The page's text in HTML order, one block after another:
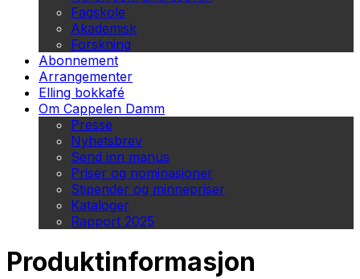
Fagskole
Akademisk
Forskning
Abonnement
Arrangementer
Elling bokkafé
Om Cappelen Damm
Presse
Nyhetsbrev
Send inn manus
Priser og nominasjoner
Stipender og minnepriser
Kataloger
Rapport 2025
Produktinformasjon